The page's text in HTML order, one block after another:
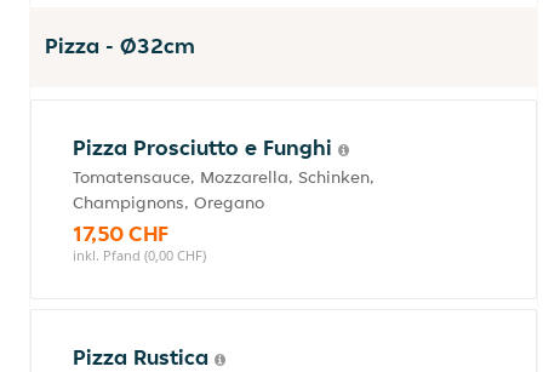
Pizza - Ø32cm
Pizza Prosciutto e Funghi
Tomatensauce, Mozzarella, Schinken,
Champignons, Oregano
17,50 CHF
inkl. Pfand (0,00 CHF)
Pizza Rustica